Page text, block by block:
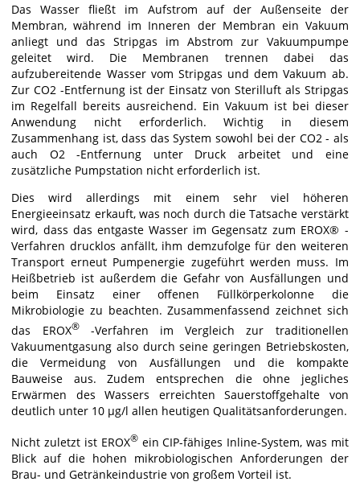
Das Wasser fließt im Aufstrom auf der Außenseite der
Membran, während im Inneren der Membran ein Vakuum
anliegt und das Stripgas im Abstrom zur Vakuumpumpe
geleitet wird. Die Membranen trennen dabei das
aufzubereitende Wasser vom Stripgas und dem Vakuum ab.
Zur CO2 -Entfernung ist der Einsatz von Sterilluft als Stripgas
im Regelfall bereits ausreichend. Ein Vakuum ist bei dieser
Anwendung nicht erforderlich. Wichtig in diesem
Zusammenhang ist, dass das System sowohl bei der CO2 - als
auch O2 -Entfernung unter Druck arbeitet und eine
zusätzliche Pumpstation nicht erforderlich ist.
Dies wird allerdings mit einem sehr viel höheren
Energieeinsatz erkauft, was noch durch die Tatsache verstärkt
wird, dass das entgaste Wasser im Gegensatz zum EROX® -
Verfahren drucklos anfällt, ihm demzufolge für den weiteren
Transport erneut Pumpenergie zugeführt werden muss. Im
Heißbetrieb ist außerdem die Gefahr von Ausfällungen und
beim Einsatz einer offenen Füllkörperkolonne die
Mikrobiologie zu beachten. Zusammenfassend zeichnet sich
das EROX®-Verfahren im Vergleich zur traditionellen
Vakuumentgasung also durch seine geringen Betriebskosten,
die Vermeidung von Ausfällungen und die kompakte
Bauweise aus. Zudem entsprechen die ohne jegliches
Erwärmen des Wassers erreichten Sauerstoffgehalte von
deutlich unter 10 µg/l allen heutigen Qualitätsanforderungen.
Nicht zuletzt ist EROX®ein CIP-fähiges Inline-System, was mit
Blick auf die hohen mikrobiologischen Anforderungen der
Brau- und Getränkeindustrie von großem Vorteil ist.